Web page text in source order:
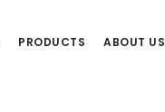
PRODUCTS ABOUT US